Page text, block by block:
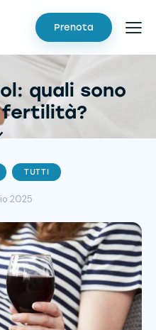
Prenota
quali sono
TUTTI
2025